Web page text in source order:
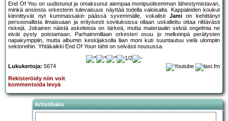
End Of You on uudistunut ja omaksunut aiempaa monipuolisemman lähestymistavan,
minkä ansiosta orkesterin tulevaisuus näyttää todella valoisalta. Kappaleiden koukut
kiinnittyvät nyt kummassakin päässä syvemmälle, vokalisti Jamion kehittänyt
persoonallista ilmaisuaan ja erityisesti sovituksissa ollaan uskallettu ottaa riittävästi
riskejä. Jokainen näistä askeleista on tärkeä, mutta materiaalin selviä ongelmia ne
eivät pysty poistamaan. Parhaimmillaan orkesteri osuu jo melkeinpä perätysten
napakymppiin, mutta albumin keskijaksolla liian moni kuti suuntautuu vielä ulompiin
sektoreihin. Yhtäkaikki End Of Youn tähti on selvästi nousussa.
Lukukertoja: 5674
Rekisteröidy niin voit
kommentoida levyä
Artistihaku